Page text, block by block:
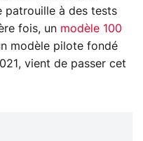
patrouille à des tests
fois, un modèle 100
modèle pilote fondé
vient de passer cet